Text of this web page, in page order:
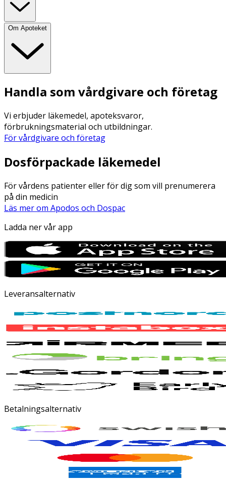
Om Apoteket
Handla som vårdgivare och företag
Vi erbjuder läkemedel, apoteksvaror,
förbrukningsmaterial och utbildningar.
För vårdgivare och företag
Dosförpackade läkemedel
För vårdens patienter eller för dig som vill prenumerera
på din medicin
Läs mer om Apodos och Dospac
Ladda ner vår app
Leveransalternativ
Betalningsalternativ